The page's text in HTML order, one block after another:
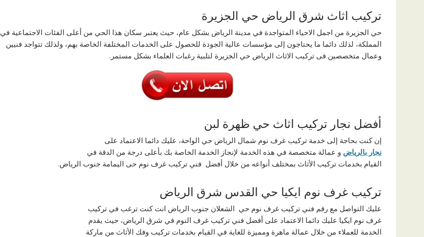
تركيب اثاث شرق الرياض حي الجزيرة
حي الجزيرة من اجمل الاحياء المتواجدة في مدينة الرياض بشكل عام، حيث يعتبر سكان هذا الحي من أعلى الفئات الاجتماعية في
المملكة، لذلك دائما ما يحتاجون إلى مؤسسات عالية الجودة للحصول على الخدمات المختلفة الخاصة بهم، ولذلك تتواجد فنيين
وعمال متخصصين فى تركيب الاثاث الرياض حي الجزيرة لتلبية رغبات العلماء بشكل مستمر.
أفضل نجار تركيب اثاث حي ظهرة لبن
إن كنت بحاجة إلى خدمة تركيب غرف نوم شمال الرياض حي الواحة، عليك دائما الاعتماد على
نجار بالرياض و عمالة متخصصة في هذه الخدمة لإنجاز الخدمة الخاصة بك بأعلى درجة من الدقة في
القيام بخدمات تركيب الأثاث بمختلف أنواعه من خلال أفضل فني تركيب غرف نوم حى اليمامة جنوب الرياض.
تركيب غرف نوم ايكيا حي القدس شرق الرياض
عليك التواصل مع رقم فني تركيب غرف نوم حي الشعلان جنوب الرياض انت كنت ترغب في تركيب
غرف نوم ايكيا عليك دائما الاعتماد على أفضل فني تركيب غرف النوم في شرق الرياض، حيث يقدم
الخدمة للعملاء من خلال عمالة ماهرة ومميزة للغاية في القيام بخدمات تركيب وفك الأثاث من ماركة